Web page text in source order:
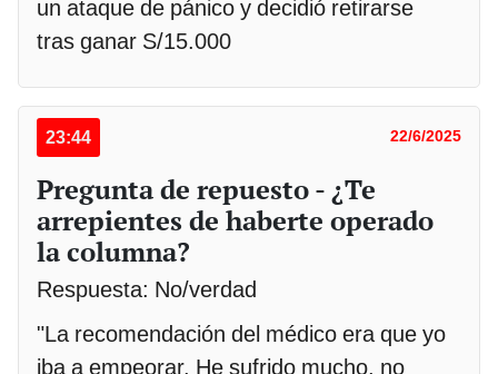
un ataque de pánico y decidió retirarse
tras ganar S/15.000
23:44 22/6/2025
Pregunta de repuesto - ¿Te
arrepientes de haberte operado
la columna?
Respuesta: No/verdad
"La recomendación del médico era que yo
iba a empeorar. He sufrido mucho, no